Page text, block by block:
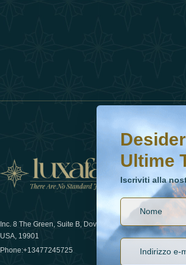
Inc. 8 The Green, Suite B, Dover, DE
USA, 19901
Phone:+13477245725
Come la
lusso nel
Desideri saperne di
Iscriviti alla nostra
Ultime
Iscriviti alla